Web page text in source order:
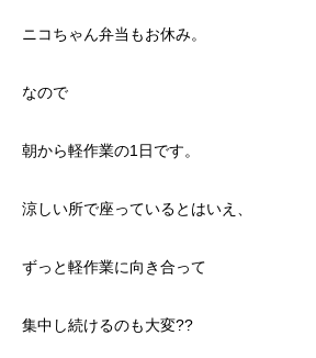
ニコちゃん弁当もお休み。
なので
朝から軽作業の1日です。
涼しい所で座っているとはいえ、
ずっと軽作業に向き合って
集中し続けるのも大変??